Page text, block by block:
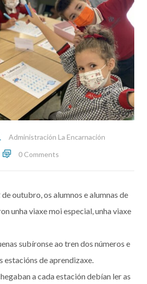
Administración La Encarnación
0 Comments
outubro, os alumnos e alumnas de
unha viaxe moi especial, unha viaxe
subíronse ao tren dos números e
de aprendizaxe.
a cada estación debían ler as